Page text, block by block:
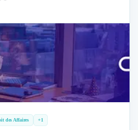
des Affaires +1